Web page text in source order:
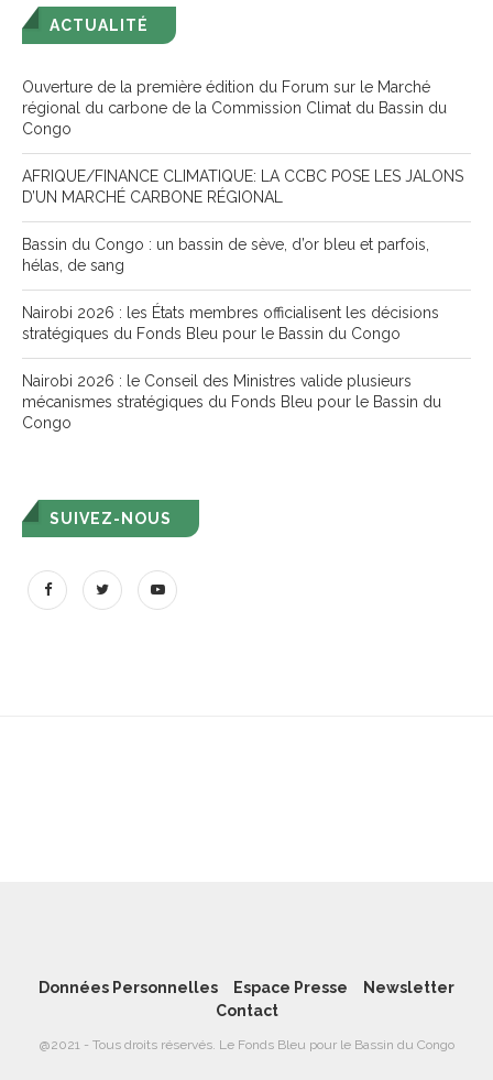
ACTUALITÉ
Ouverture de la première édition du Forum sur le Marché
régional du carbone de la Commission Climat du Bassin du
Congo
AFRIQUE/FINANCE CLIMATIQUE: LA CCBC POSE LES JALONS
D’UN MARCHÉ CARBONE RÉGIONAL
Bassin du Congo : un bassin de sève, d’or bleu et parfois,
hélas, de sang
Nairobi 2026 : les États membres officialisent les décisions
stratégiques du Fonds Bleu pour le Bassin du Congo
Nairobi 2026 : le Conseil des Ministres valide plusieurs
mécanismes stratégiques du Fonds Bleu pour le Bassin du
Congo
SUIVEZ-NOUS
Données Personnelles Espace Presse
Newsletter
Contact
@2021 - Tous droits réservés. Le Fonds Bleu pour le Bassin du Congo